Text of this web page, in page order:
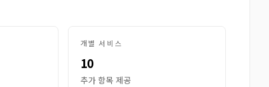
개별 서비스
10
추가 항목 제공